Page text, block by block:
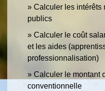
Calculer les intérêts
publics
Calculer le coût
et les aides
professionnalisation)
Calculer le montant
conventionnelle